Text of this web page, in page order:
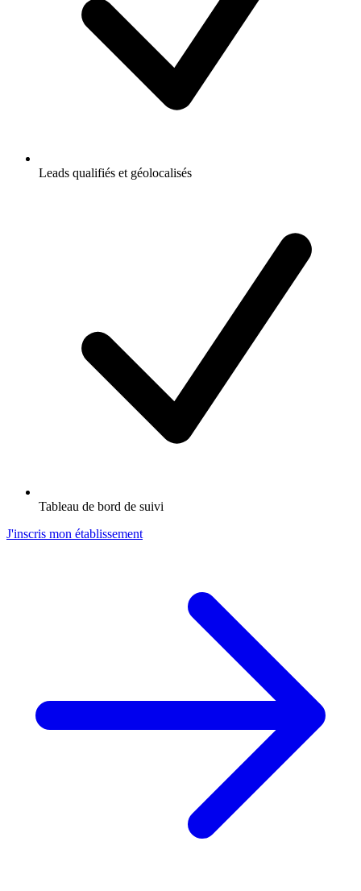
Leads qualifiés et géolocalisés
Tableau de bord de suivi
J'inscris mon établissement